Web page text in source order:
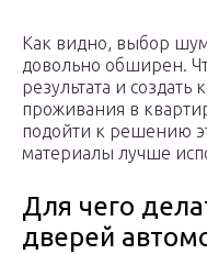
Как видно, выбор
довольно обширен.
результата и
проживания в
подойти к решению
материалы лучше
Для чего
дверей